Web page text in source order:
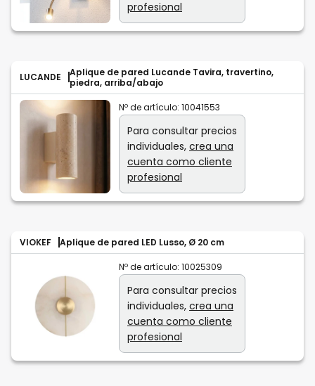
profesional
LUCANDE
Aplique de pared Lucande Tavira, travertino,
piedra, arriba/abajo
Nº de artículo: 10041553
Para consultar precios
individuales, crea una
cuenta como cliente
profesional
VIOKEF Aplique de pared LED Lusso, Ø 20 cm
Nº de artículo: 10025309
Para consultar precios
individuales, crea una
cuenta como cliente
profesional